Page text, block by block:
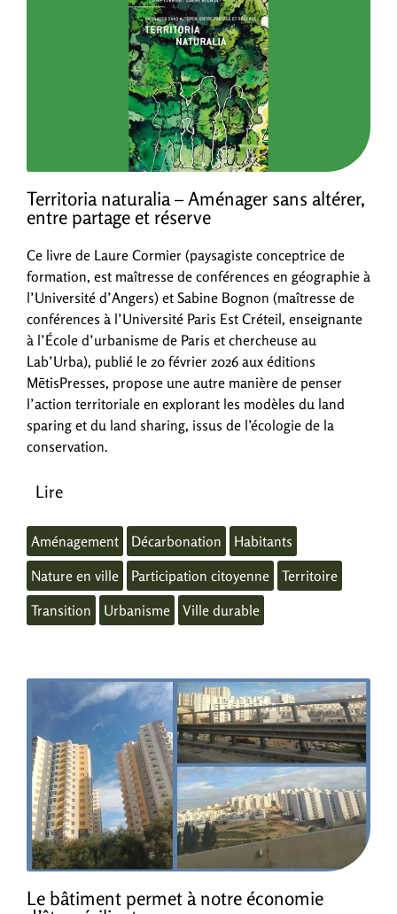
Territoria naturalia – Aménager sans altérer,
entre partage et réserve
Ce livre de Laure Cormier (paysagiste conceptrice de
formation, est maîtresse de conférences en géographie à
l’Université d’Angers) et Sabine Bognon (maîtresse de
conférences à l’Université Paris Est Créteil, enseignante
à l’École d’urbanisme de Paris et chercheuse au
Lab’Urba), publié le 20 février 2026 aux éditions
MētisPresses, propose une autre manière de penser
l’action territoriale en explorant les modèles du land
sparing et du land sharing, issus de l’écologie de la
conservation.
Lire
Aménagement Décarbonation
Habitants
Nature en ville
Participation citoyenne
Territoire
Transition
Urbanisme Ville durable
Le bâtiment permet à notre économie